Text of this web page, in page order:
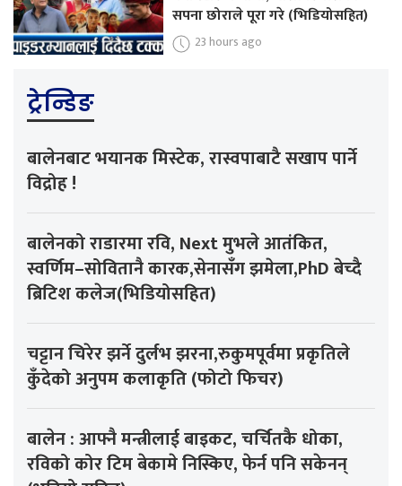
सपना छोराले पूरा गरे (भिडियोसहित)
23 hours ago
ट्रेन्डिङ
बालेनबाट भयानक मिस्टेक, रास्वपाबाटै सखाप पार्ने
विद्रोह !
बालेनको राडारमा रवि, Next मुभले आतंकित,
स्वर्णिम–सोवितानै कारक,सेनासँग झमेला,PhD बेच्दै
ब्रिटिश कलेज(भिडियोसहित)
चट्टान चिरेर झर्ने दुर्लभ झरना,रुकुमपूर्वमा प्रकृतिले
कुँदेको अनुपम कलाकृति (फोटो फिचर)
बालेन : आफ्नै मन्त्रीलाई बाइकट, चर्चितकै धोका,
रविको कोर टिम बेकामे निस्किए, फेर्न पनि सकेनन्